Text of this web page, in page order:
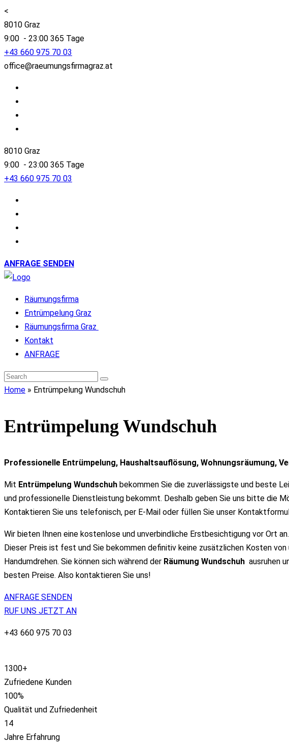
<
8010 Graz
9:00 - 23:00 365 Tage
+43 660 975 70 03
office@raeumungsfirmagraz.at
8010 Graz
9:00 - 23:00 365 Tage
+43 660 975 70 03
ANFRAGE SENDEN
Räumungsfirma
Entrümpelung Graz
Räumungsfirma Graz
Kontakt
ANFRAGE
Home » Entrümpelung Wundschuh
Entrümpelung Wundschuh
Professionelle Entrümpelung, Haushaltsauflösung, Wohnungsräumung,
Mit Entrümpelung Wundschuh bekommen Sie die zuverlässigste und beste
und professionelle Dienstleistung bekommt. Deshalb geben Sie uns bitte die
Kontaktieren Sie uns telefonisch, per E-Mail oder füllen Sie unser
Wir bieten Ihnen eine kostenlose und unverbindliche Erstbesichtigung vor Ort
Dieser Preis ist fest und Sie bekommen definitiv keine zusätzlichen Kosten
Handumdrehen. Sie können sich während der Räumung Wundschuh ausruhen
besten Preise. Also kontaktieren Sie uns!
ANFRAGE SENDEN
RUF UNS JETZT AN
+43 660 975 70 03
1300+
Zufriedene Kunden
100%
Qualität und Zufriedenheit
14
Jahre Erfahrung